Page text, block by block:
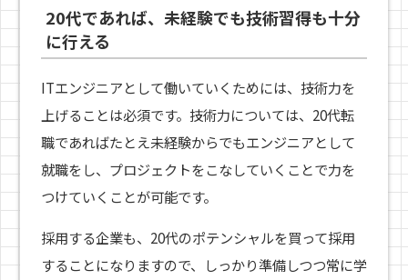
20代であれば、未経験でも技術習得も十分
に行える
ITエンジニアとして働いていくためには、技術力を
上げることは必須です。技術力については、20代転
職であればたとえ未経験からでもエンジニアとして
就職をし、プロジェクトをこなしていくことで力を
つけていくことが可能です。
採用する企業も、20代のポテンシャルを買って採用
することになりますので、しっかり準備しつつ常に学